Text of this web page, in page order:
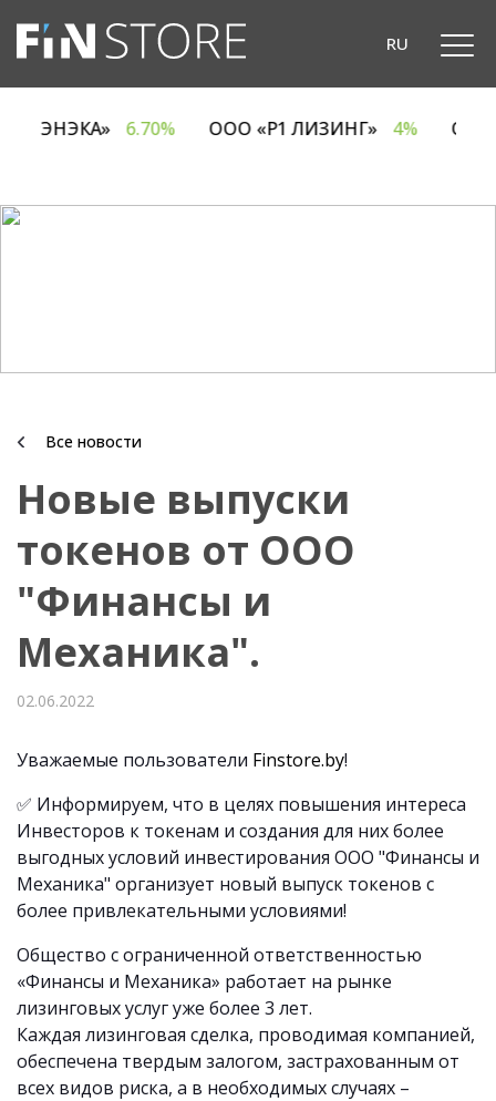
RU
«ЭНЭКА» 6.70% ООО «Р1 ЛИЗИНГ» 4%
Все новости
Новые выпуски
токенов от ООО
"Финансы и
Механика".
02.06.2022
Уважаемые пользователи Finstore.by!
✅ Информируем, что в целях повышения интереса
Инвесторов к токенам и создания для них более
выгодных условий инвестирования ООО "Финансы и
Механика" организует новый выпуск токенов с
более привлекательными условиями!
Общество с ограниченной ответственностью
«Финансы и Механика» работает на рынке
лизинговых услуг уже более 3 лет.
Каждая лизинговая сделка, проводимая компанией,
обеспечена твердым залогом, застрахованным от
всех видов риска, а в необходимых случаях –